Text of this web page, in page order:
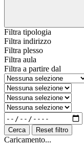
Filtra tipologia
Filtra indirizzo
Filtra plesso
Filtra aula
Filtra a partire dal
Cerca Reset filtro
Caricamento...